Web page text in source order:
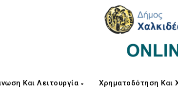
Και Λειτουργία Χρηματοδότηση Και